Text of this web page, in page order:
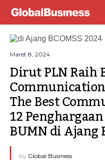
Maret 8, 2024
Dirut PLN Raih
The Best
12
BUMN di Ajang
by Global Business